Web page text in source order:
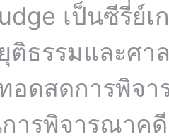
เป็นซีรี่ย์
ติธรรมและศา
อดสดการพิจ
ารพิจารณาค